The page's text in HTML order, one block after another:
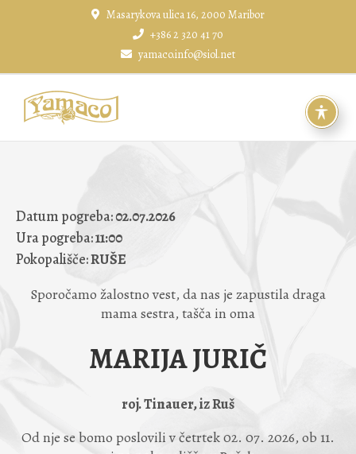
Masarykova ulica 16, 2000 Maribor
+386 2 320 41 70
yamaco.info@siol.net
Datum pogreba:02.07.2026
Ura pogreba:11:00
Pokopališče:RUŠE
Sporočamo žalostno vest, da nas je zapustila draga
mama sestra, tašča in oma
MARIJA JURIČ
roj. Tinauer, iz Ruš
Od nje se bomo poslovili v četrtek 02. 07. 2026, ob 11.